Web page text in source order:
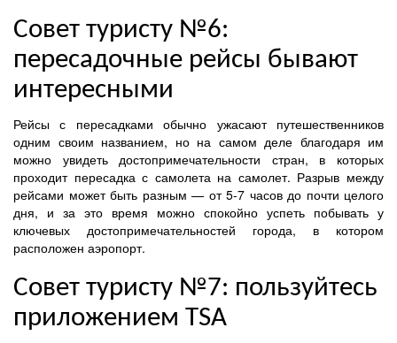
Совет туристу №6:
пересадочные рейсы бывают
интересными
Рейсы с пересадками обычно ужасают путешественников
одним своим названием, но на самом деле благодаря им
можно увидеть достопримечательности стран, в которых
проходит пересадка с самолета на самолет. Разрыв между
рейсами может быть разным — от 5-7 часов до почти целого
дня, и за это время можно спокойно успеть побывать у
ключевых достопримечательностей города, в котором
расположен аэропорт.
Совет туристу №7: пользуйтесь
приложением TSA